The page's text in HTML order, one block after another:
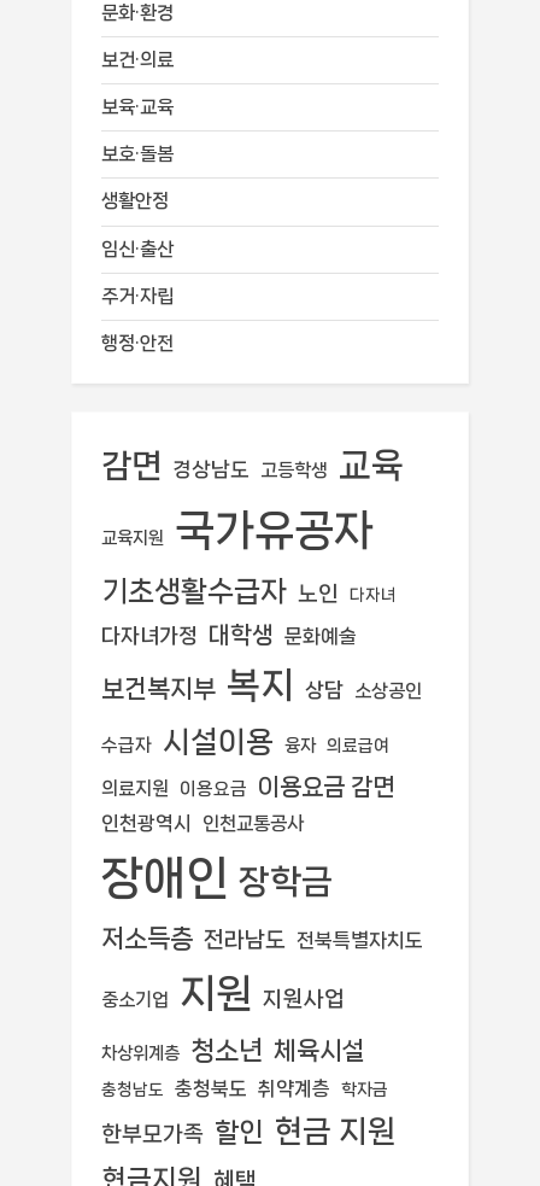
문화·환경
보건·의료
보육·교육
보호·돌봄
생활안정
임신·출산
주거·자립
행정·안전
감면 경상남도 고등학생 교육
교육지원 국가유공자
기초생활수급자 노인 다자녀
다자녀가정 대학생 문화예술
보건복지부 복지 상담 소상공인
수급자 시설이용 융자 의료급여
의료지원 이용요금 이용요금 감면
인천광역시 인천교통공사
장애인 장학금
저소득층 전라남도 전북특별자치도
중소기업 지원 지원사업
차상위계층 청소년 체육시설
충청남도 충청북도 취약계층 학자금
한부모가족 할인 현금 지원
현금지원 혜택